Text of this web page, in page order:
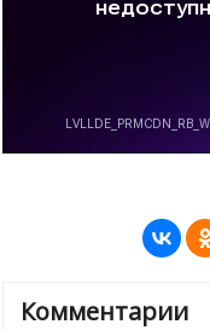
Комментарии